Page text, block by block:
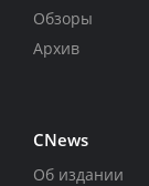
Обзоры
Архив
CNews
Об издании